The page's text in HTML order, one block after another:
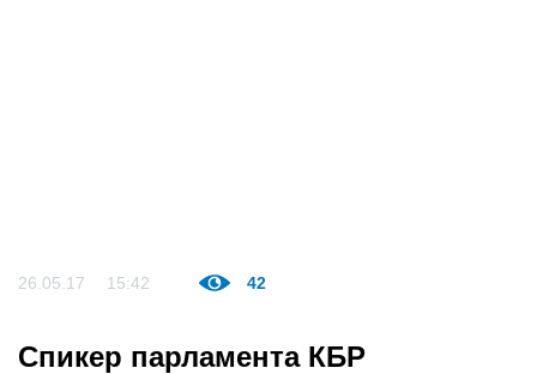
26.05.17 15:42 42
Спикер парламента КБР